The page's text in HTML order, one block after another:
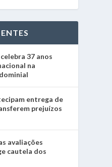
37 anos
na
entrega de
prejuízos
avaliações
cautela dos